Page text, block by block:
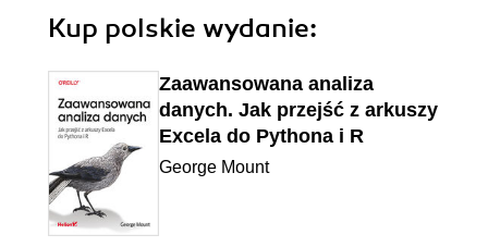
Kup polskie wydanie:
Zaawansowana analiza
danych. Jak przejść z arkuszy
Excela do Pythona i R
George Mount